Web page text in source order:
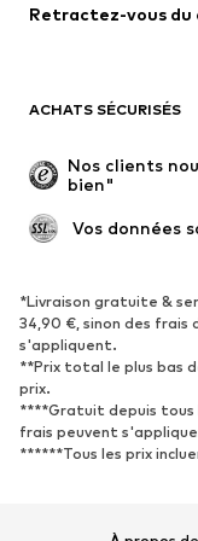
Manteaux
Occasions spéciales
Remise à neuf
Nouveautés
Baskets
Escarpins et talons
Sandales
Chaussures de sport
Retractez-vous
ACHATS SÉCURISÉS
Nos clients
bien"
Vos données
*Livraison gratuite &
34,90 €, sinon des
s'appliquent.
**Prix total le plus bas
prix.
****Gratuit depuis tous
frais peuvent
******Tous les prix